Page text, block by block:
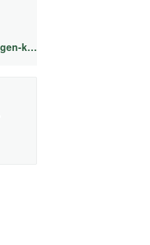
https://bethesda-spital.ch/veranstaltungen-kurse/kurse-nach-der-geburt/babyschwimmen.html